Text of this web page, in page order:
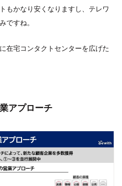
もかなり安くなりますし、テレワ
ですね。
在宅コンタクトセンターを広げた
アプローチ